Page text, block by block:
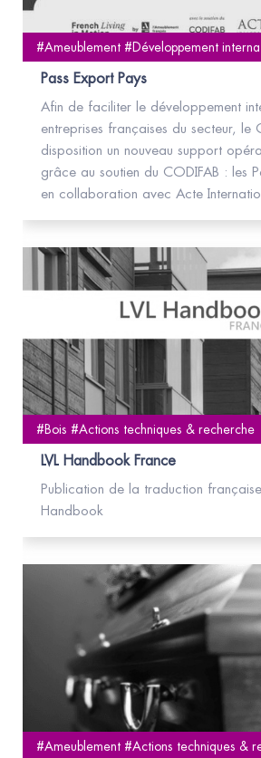
#Ameublement #Développement
Pass Export Pays
Afin de faciliter le développement
entreprises françaises du secteur, le
disposition un nouveau support
grâce au soutien du CODIFAB : les
en collaboration avec Acte
#Bois #Actions techniques & recherche
LVL Handbook France
Publication de la traduction française
Handbook
#Ameublement #Actions techniques &